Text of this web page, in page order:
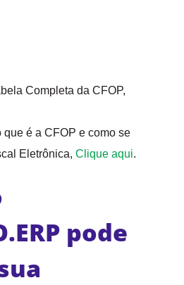
Completa da CFOP,
que é a CFOP e como se
Eletrônica, Clique aqui.
pode